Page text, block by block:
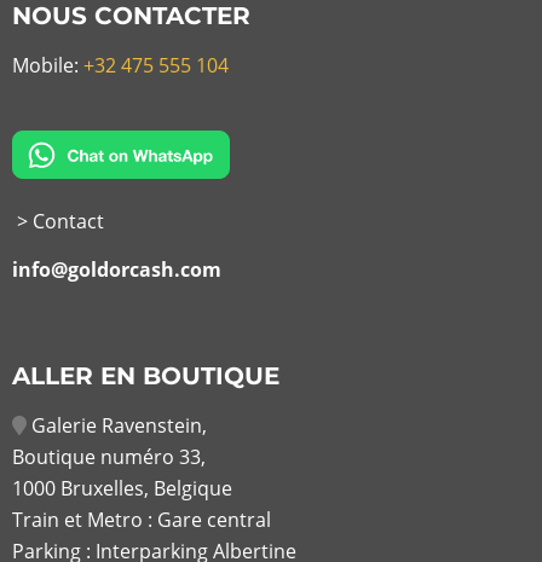
NOUS CONTACTER
Mobile: +32 475 555 104
> Contact
info@goldorcash.com
ALLER EN BOUTIQUE
Galerie Ravenstein,
Boutique numéro 33,
1000 Bruxelles, Belgique
Train et Metro : Gare central
Parking : Interparking Albertine